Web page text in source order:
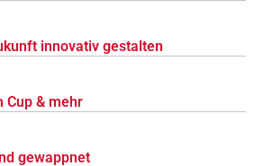
innovativ gestalten
Cup & mehr
gewappnet